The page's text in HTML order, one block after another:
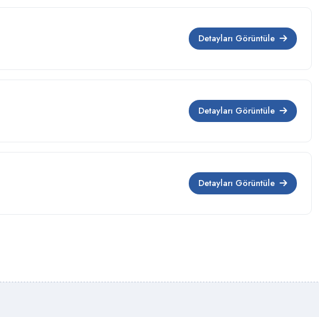
Detayları Görüntüle
Detayları Görüntüle
Detayları Görüntüle